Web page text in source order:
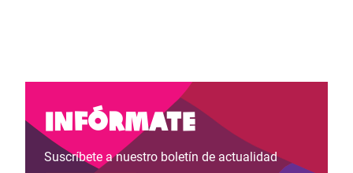
Infórmate
Suscríbete a nuestro boletín de actualidad